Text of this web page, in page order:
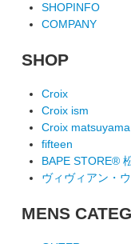
SHOPINFO
COMPANY
SHOP
Croix
Croix ism
Croix
fifteen
BAPE STORE®
ヴィヴィアン・
MENS